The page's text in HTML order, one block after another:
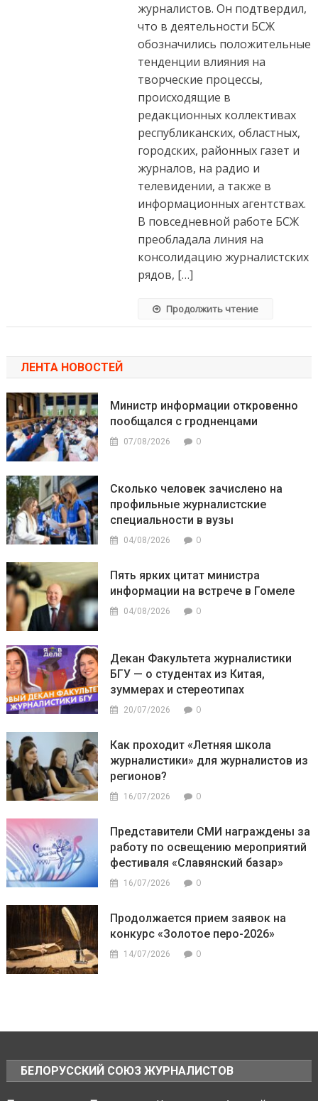
журналистов. Он подтвердил,
что в деятельности БСЖ
обозначились положительные
тенденции влияния на
творческие процессы,
происходящие в
редакционных коллективах
республиканских, областных,
городских, районных газет и
журналов, на радио и
телевидении, а также в
информационных агентствах.
В повседневной работе БСЖ
преобладала линия на
консолидацию журналистских
рядов, […]
Продолжить чтение
ЛЕНТА НОВОСТЕЙ
Министр информации откровенно
пообщался с гродненцами
07/08/2026 0
Сколько человек зачислено на
профильные журналистские
специальности в вузы
04/08/2026 0
Пять ярких цитат министра
информации на встрече в Гомеле
04/08/2026 0
Декан Факультета журналистики
БГУ — о студентах из Китая,
зуммерах и стереотипах
20/07/2026 0
Как проходит «Летняя школа
журналистики» для журналистов из
регионов?
16/07/2026 0
Представители СМИ награждены за
работу по освещению мероприятий
фестиваля «Славянский базар»
16/07/2026 0
Продолжается прием заявок на
конкурс «Золотое перо-2026»
14/07/2026 0
БЕЛОРУССКИЙ СОЮЗ ЖУРНАЛИСТОВ